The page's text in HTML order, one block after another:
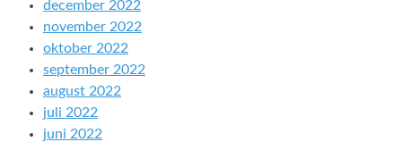
december 2022
november 2022
oktober 2022
september 2022
august 2022
juli 2022
juni 2022